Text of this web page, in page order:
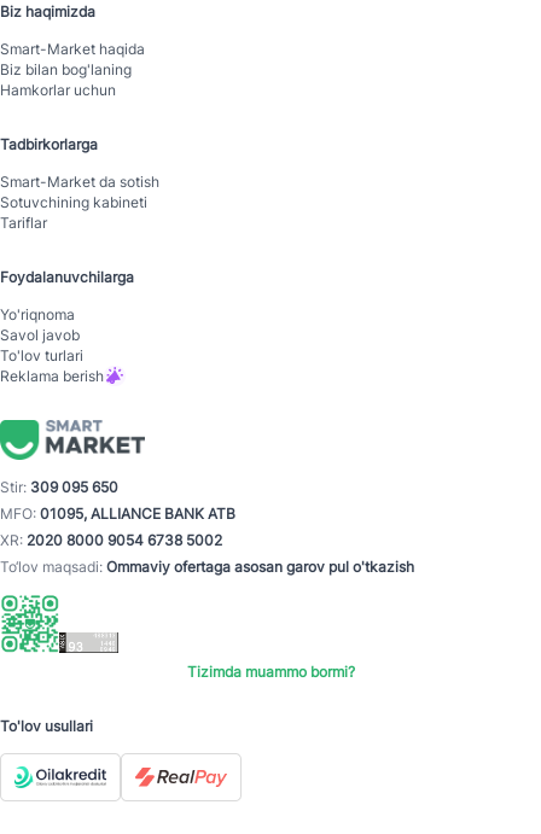
Biz haqimizda
Smart-Mаrket haqida
Biz bilan bog'laning
Hamkorlar uchun
Tadbirkorlarga
Smart-Mаrket da sotish
Sotuvchining kabineti
Tariflar
Foydalanuvchilarga
Yo'riqnoma
Savol javob
To'lov turlari
Reklama berish
Stir: 309 095 650
MFO: 01095, ALLIANCE BANK ATB
XR: 2020 8000 9054 6738 5002
To‘lov maqsadi: Ommaviy ofertaga asosan garov pul o'tkazish
Tizimda muammo bormi?
To'lov usullari